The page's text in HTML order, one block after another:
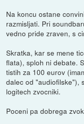
Na koncu ostane
razmisljati. Pri
vedno pride zraven, s
Skratka, kar se mene
flata), sploh ni debate.
tistih za 100 eurov
dalec od "audiofilske"),
logitech zvocniki.
Poceni pa dobrega